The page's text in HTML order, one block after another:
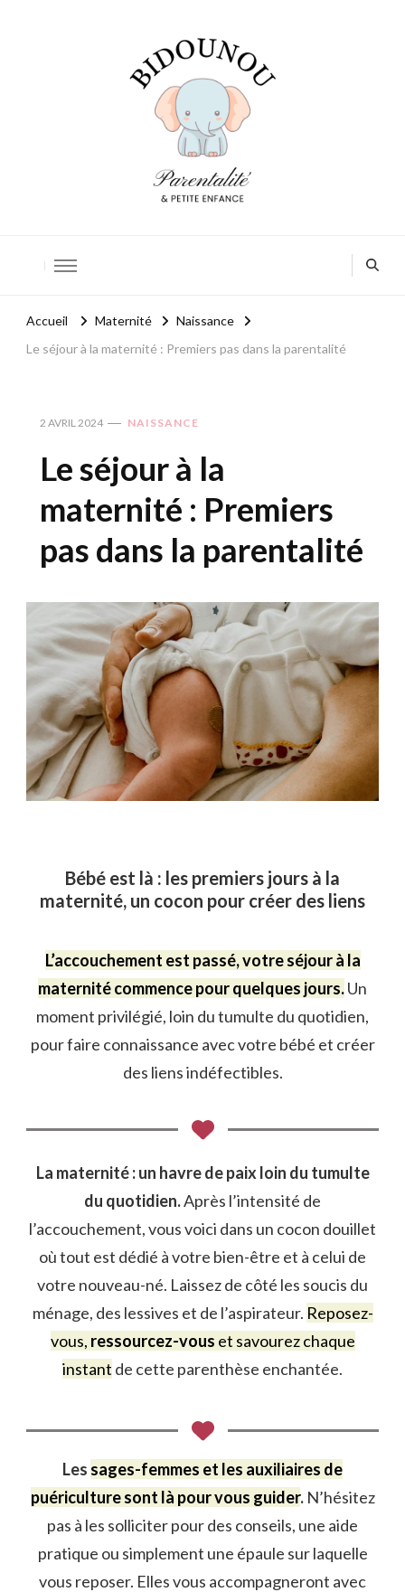
Accueil Maternité
Naissance
Le séjour à la maternité : Premiers pas dans la parentalité
2 AVRIL 2024 NAISSANCE
Le séjour à la
maternité : Premiers
pas dans la parentalité
Bébé est là : les premiers jours à la
maternité, un cocon pour créer des liens
L’accouchement est passé, votre séjour à la
maternité commence pour quelques jours.Un
moment privilégié, loin du tumulte du quotidien,
pour faire connaissance avec votre bébé et créer
des liens indéfectibles.
La maternité : un havre de paix loin du tumulte
du quotidien.Après l’intensité de
l’accouchement, vous voici dans un cocon douillet
où tout est dédié à votre bien-être et à celui de
votre nouveau-né. Laissez de côté les soucis du
ménage, des lessives et de l’aspirateur. Reposez-
vous, ressourcez-vous et savourez chaque
instant de cette parenthèse enchantée.
Les sages-femmes et les auxiliaires de
puériculture sont là pour vous guider.N’hésitez
pas à les solliciter pour des conseils, une aide
pratique ou simplement une épaule sur laquelle
vous reposer. Elles vous accompagneront avec